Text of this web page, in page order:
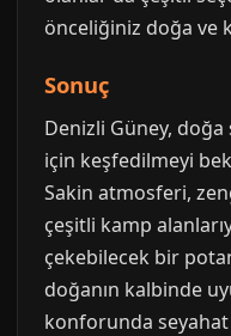
önceliğiniz doğa ve
Sonuç
Denizli Güney,
için keşfedilmeyi
Sakin atmosferi,
çeşitli kamp
çekebilecek bir
doğanın kalbinde
konforunda